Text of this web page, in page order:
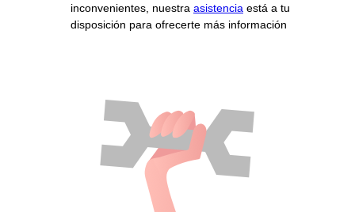
inconvenientes, nuestra asistencia está a tu
disposición para ofrecerte más información